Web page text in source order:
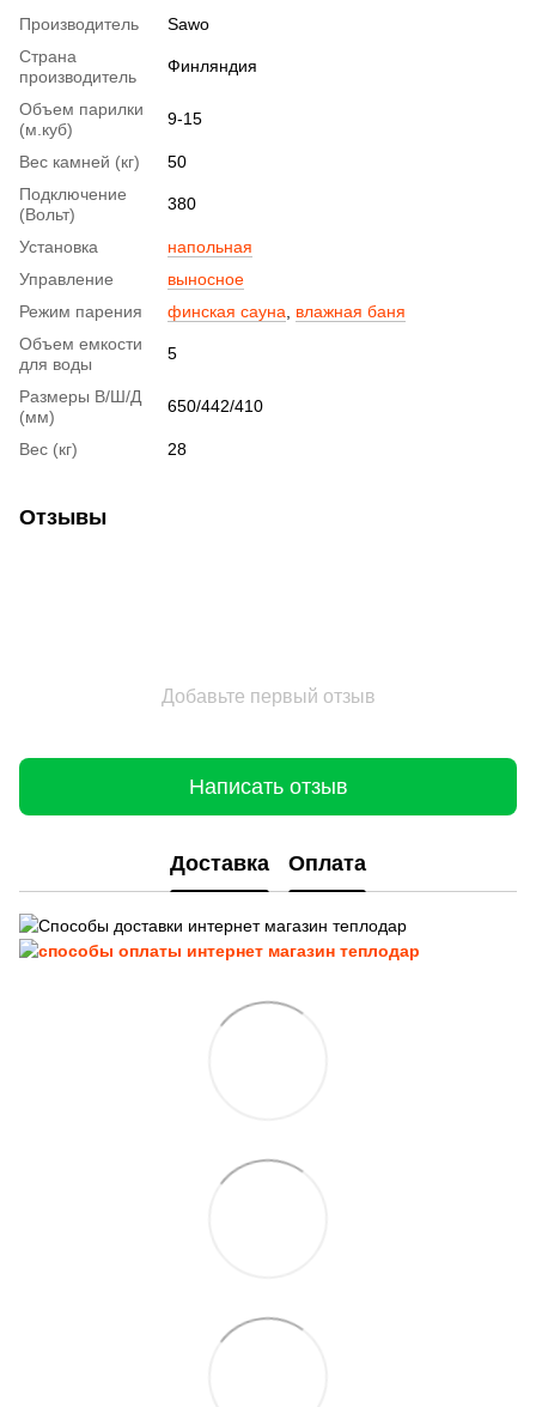
Производитель
Sawo
Страна
производитель
Финляндия
Объем парилки
(м.куб)
9-15
Вес камней (кг)
50
Подключение
(Вольт)
380
Установка
напольная
Управление
выносное
Режим парения
финская сауна, влажная баня
Объем емкости
для воды
5
Размеры В/Ш/Д
(мм)
650/442/410
Вес (кг) 28
Отзывы
Добавьте первый отзыв
Написать отзыв
Доставка Оплата